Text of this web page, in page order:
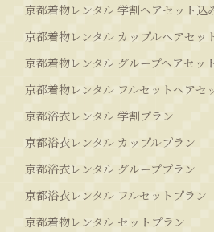
京都着物レンタル 学割ヘアセット込
京都着物レンタル カップルヘアセッ
京都着物レンタル グループヘアセッ
京都着物レンタル フルセットヘアセ
京都浴衣レンタル 学割プラン
京都浴衣レンタル カップルプラン
京都浴衣レンタル グループプラン
京都浴衣レンタル フルセットプラン
京都着物レンタル セットプラン